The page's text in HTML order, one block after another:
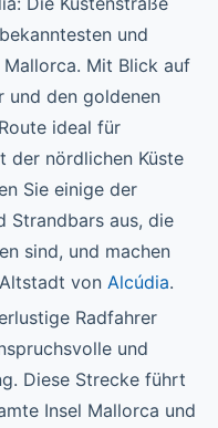
und
Mit Blick auf
und den goldenen
ideal für
der nördlichen Küste
Sie einige der
Strandbars aus, die
sind, und machen
von Alcúdia.
Radfahrer
und
Diese Strecke führt
Insel Mallorca und